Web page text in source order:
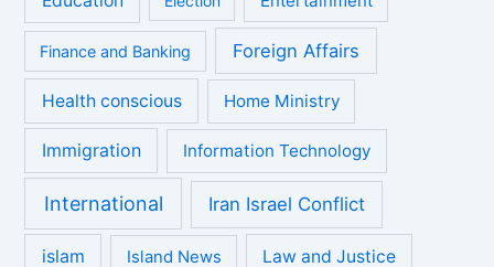
Finance and Banking Foreign Affairs
Health conscious Home Ministry
Immigration Information Technology
International Iran Israel Conflict
islam Island News Law and Justice